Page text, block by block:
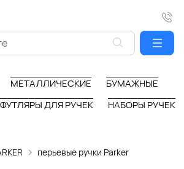
МЕТАЛЛИЧЕСКИЕ
БУМАЖНЫЕ
ФУТЛЯРЫ ДЛЯ РУЧЕК НАБОРЫ РУЧЕК
перьевые ручки Parker